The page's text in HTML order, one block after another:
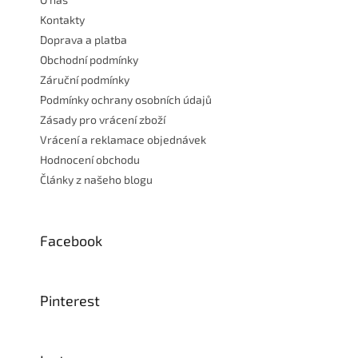
Kontakty
Doprava a platba
Obchodní podmínky
Záruční podmínky
Podmínky ochrany osobních údajů
Zásady pro vrácení zboží
Vrácení a reklamace objednávek
Hodnocení obchodu
Články z našeho blogu
Facebook
Pinterest